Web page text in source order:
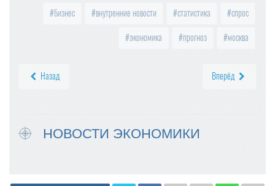
бизнес внутренние новости статистика спрос
экономика прогноз москва
Назад Вперёд
НОВОСТИ ЭКОНОМИКИ